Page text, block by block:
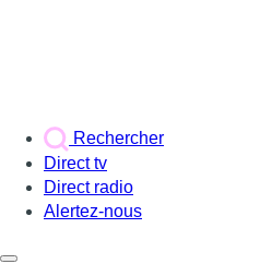
Rechercher
Direct tv
Direct radio
Alertez-nous